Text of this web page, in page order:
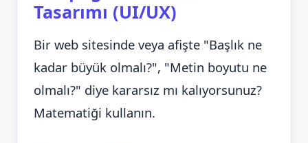
Tasarımı (UI/UX)
Bir web sitesinde veya afişte "Başlık ne
kadar büyük olmalı?", "Metin boyutu ne
olmalı?" diye kararsız mı kalıyorsunuz?
Matematiği kullanın.